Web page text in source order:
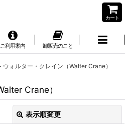
カート
ご利用案内 卸販売のこと
ウォルター・クレイン（Walter Crane）
Crane）
表示順変更